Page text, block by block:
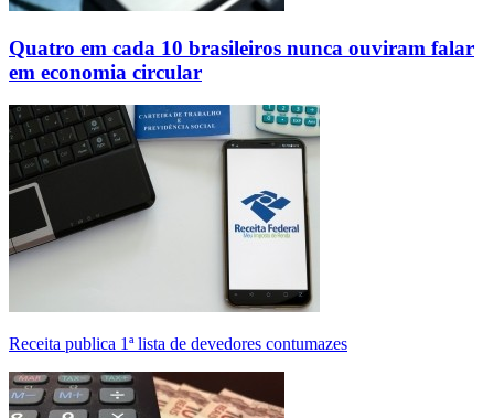
Quatro em cada 10 brasileiros nunca ouviram falar
em economia circular
Receita publica 1ª lista de devedores contumazes